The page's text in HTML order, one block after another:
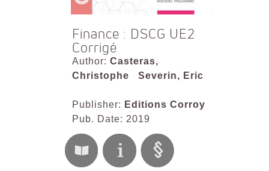
Finance : DSCG UE2
Corrigé
Author: Casteras,
Christophe
Severin, Eric
Publisher: Editions Corroy
Pub. Date: 2019